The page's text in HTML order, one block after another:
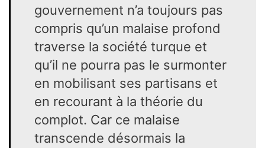
gouvernement n’a toujours pas
compris qu’un malaise profond
traverse la société turque et
qu’il ne pourra pas le surmonter
en mobilisant ses partisans et
en recourant à la théorie du
complot. Car ce malaise
transcende désormais la